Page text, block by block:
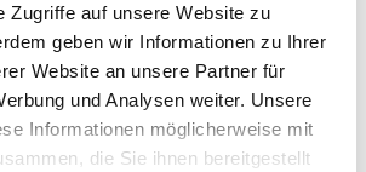
Zugriffe auf unsere Website zu
geben wir Informationen zu Ihrer
Website an unsere Partner für
und Analysen weiter. Unsere
Informationen möglicherweise mit
die Sie ihnen bereitgestellt